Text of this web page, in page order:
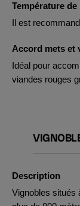
Température de
Il est
Accord mets et
Idéal pour
viandes rouges
Description
Vignobles situés